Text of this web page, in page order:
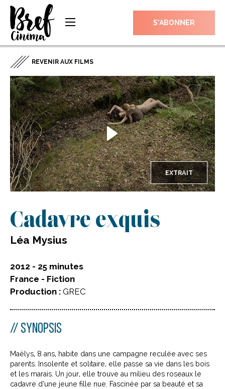
S’ABONNER
REVENIR AUX FILMS
EXTRAIT
Cadavre exquis
Léa Mysius
2012 - 25 minutes
France - Fiction
Production : GREC
SYNOPSIS
Maëlys, 8 ans, habite dans une campagne reculée avec ses
parents. Insolente et solitaire, elle passe sa vie dans les bois
et les marais. Un jour, elle trouve au milieu des roseaux le
cadavre d’une jeune fille nue. Fascinée par sa beauté et sa